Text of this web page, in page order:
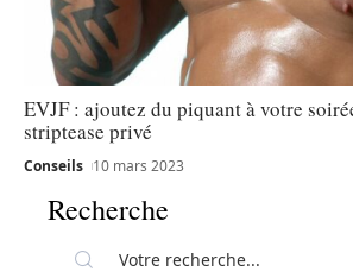
EVJF : ajoutez du piquant à votre
striptease privé
Conseils 10 mars 2023
Recherche